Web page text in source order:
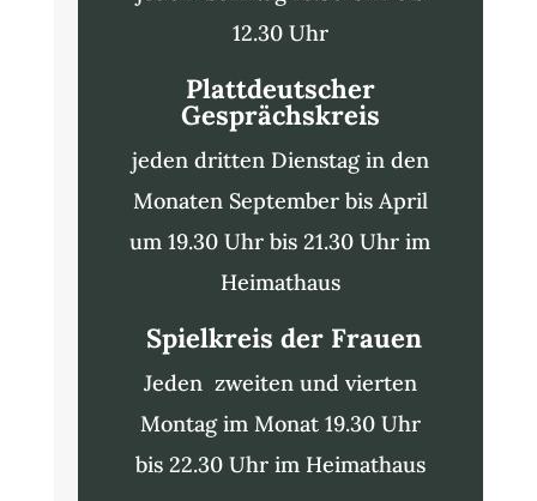
12.30 Uhr
Plattdeutscher
Gesprächskreis
jeden dritten Dienstag in den
Monaten September bis April
um 19.30 Uhr bis 21.30 Uhr im
Heimathaus
Spielkreis der Frauen
Jeden zweiten und vierten
Montag im Monat 19.30 Uhr
bis 22.30 Uhr im Heimathaus